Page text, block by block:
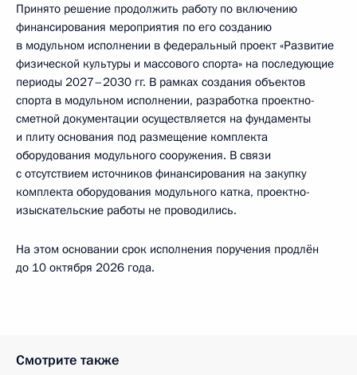
Принято решение продолжить работу по включению
финансирования мероприятия по его созданию
в модульном исполнении в федеральный проект «Развитие
физической культуры и массового спорта» на последующие
периоды 2027–2030 гг. В рамках создания объектов
спорта в модульном исполнении, разработка проектно-
сметной документации осуществляется на фундаменты
и плиту основания под размещение комплекта
оборудования модульного сооружения. В связи
с отсутствием источников финансирования на закупку
комплекта оборудования модульного катка, проектно-
изыскательские работы не проводились.
На этом основании срок исполнения поручения продлён
до 10 октября 2026 года.
Смотрите также